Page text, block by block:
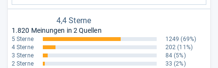
4,4 Sterne
1.820 Meinungen in 2 Quellen
5 Sterne 1249 (69%)
4 Sterne
202 (11%)
3 Sterne
84 (5%)
2 Sterne
33 (2%)